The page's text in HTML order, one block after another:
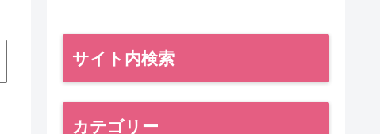
サイト内検索
カテゴリー